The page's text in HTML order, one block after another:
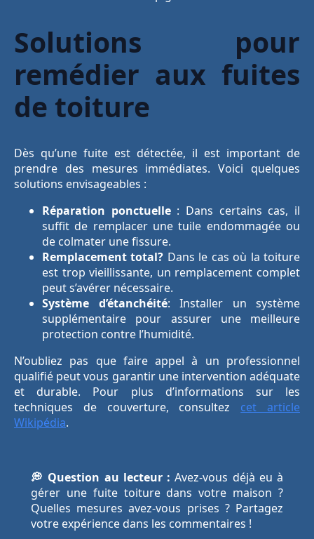
Solutions pour
remédier aux fuites
de toiture
Dès qu’une fuite est détectée, il est important de
prendre des mesures immédiates. Voici quelques
solutions envisageables :
Réparation ponctuelle: Dans certains cas, il
suffit de remplacer une tuile endommagée ou
de colmater une fissure.
Remplacement total? Dans le cas où la toiture
est trop vieillissante, un remplacement complet
peut s’avérer nécessaire.
Système d’étanchéité: Installer un système
supplémentaire pour assurer une meilleure
protection contre l’humidité.
N’oubliez pas que faire appel à un professionnel
qualifié peut vous garantir une intervention adéquate
et durable. Pour plus d’informations sur les
techniques de couverture, consultez cet article
Wikipédia.
💭 Question au lecteur : Avez-vous déjà eu à
gérer une fuite toiture dans votre maison ?
Quelles mesures avez-vous prises ? Partagez
votre expérience dans les commentaires !